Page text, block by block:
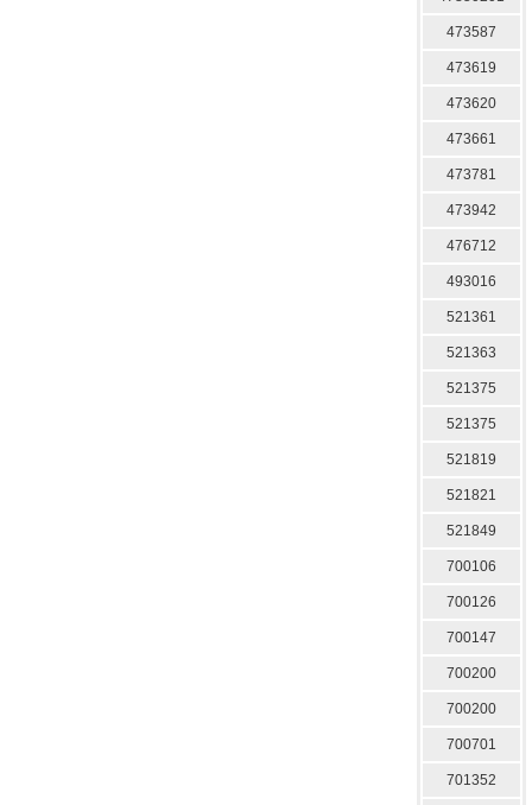
473587
473619
473620
473661
473781
473942
476712
493016
521361
521363
521375
521375
521819
521821
521849
700106
700126
700147
700200
700200
700701
701352